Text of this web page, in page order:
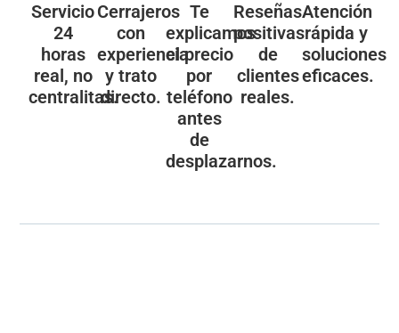
Servicio
24
horas
real, no
centralitas.
Cerrajeros
con
experiencia
y trato
directo.
Te
explicamos
el precio
por
teléfono
antes
de
desplazarnos.
Reseñas
positivas
de
clientes
reales.
Atención
rápida y
soluciones
eficaces.